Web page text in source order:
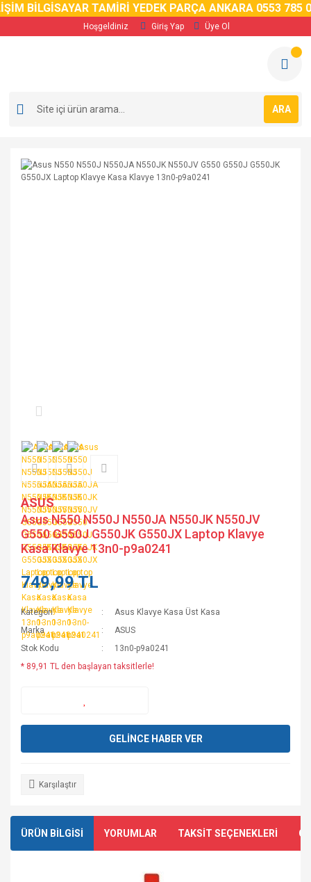
BİLGİSAYAR TAMİRİ YEDEK PARÇA ANKARA 0553 785 02
Hoşgeldiniz Giriş Yap Üye Ol
ARA
ASUS
Asus N550 N550J N550JA N550JK N550JV
G550 G550J G550JK G550JX Laptop Klavye
Kasa Klavye 13n0-p9a0241
749,99 TL
Kategori
Asus Klavye Kasa Üst Kasa
Marka
ASUS
Stok Kodu
13n0-p9a0241
* 89,91 TL den başlayan taksitlerle!
GELİNCE HABER VER
Karşılaştır
ÜRÜN BİLGİSİ YORUMLAR TAKSİT SEÇENEKLERİ